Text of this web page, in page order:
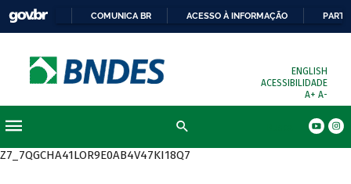
COMUNICA BR ACESSO À INFORMAÇÃO
ENGLISH
ACESSIBILIDADE
A+ A-
Z7_7QGCHA41LOR9E0AB4V47KI18Q7